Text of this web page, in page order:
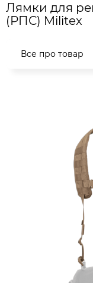
Лямки для
(РПС) Militex
Все про товар